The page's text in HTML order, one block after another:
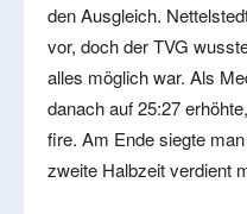
den Ausgleich.
vor, doch der TVG
alles möglich war. Als
danach auf 25:27
fire. Am Ende siegte
zweite Halbzeit verdient